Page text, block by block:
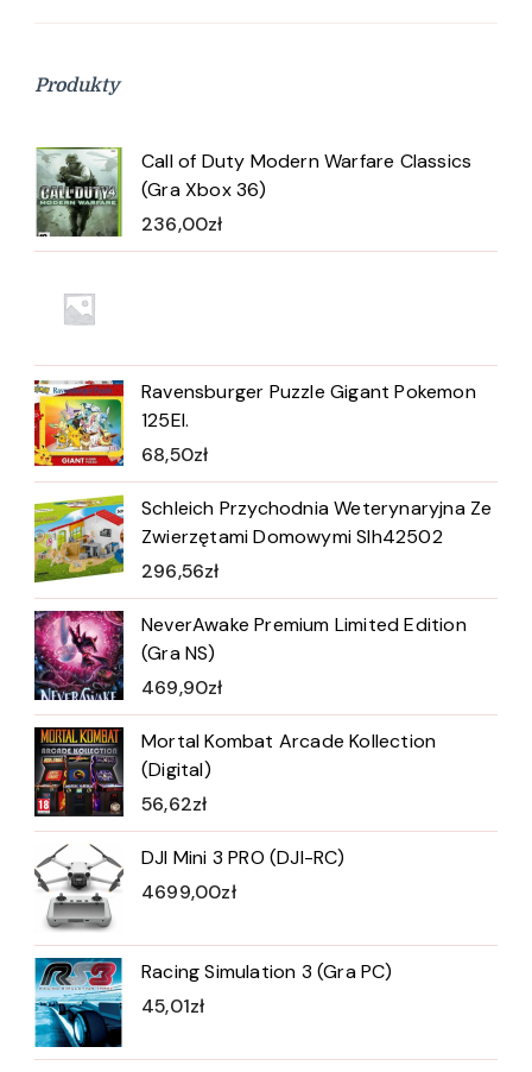
Produkty
Call of Duty Modern Warfare Classics
(Gra Xbox 36)
236,00zł
Ravensburger Puzzle Gigant Pokemon
125El.
68,50zł
Schleich Przychodnia Weterynaryjna Ze
Zwierzętami Domowymi Slh42502
296,56zł
NeverAwake Premium Limited Edition
(Gra NS)
469,90zł
Mortal Kombat Arcade Kollection
(Digital)
56,62zł
DJI Mini 3 PRO (DJI-RC)
4699,00zł
Racing Simulation 3 (Gra PC)
45,01zł